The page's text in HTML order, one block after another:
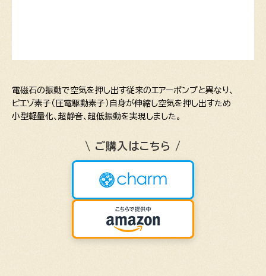
電磁石の振動で空気を押し出す従来のエアーポンプと異なり、
ピエゾ素子（圧電駆動素子）自身が伸縮し空気を押し出すため
小型軽量化、超静音、超低振動を実現しました。
\ ご購入はこちら /